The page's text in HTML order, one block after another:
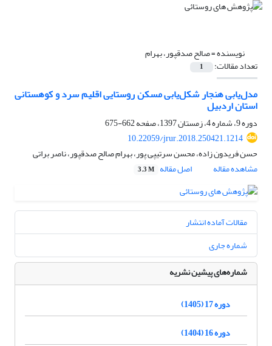
نویسنده =صالح صدقپور، بهرام
تعداد مقالات: 1
مدل‌یابی هنجار شکل‌یابی مسکن روستایی اقلیم سرد و کوهستانی
استان اردبیل
دوره 9، شماره 4، زمستان 1397، صفحه
662-675
10.22059/jrur.2018.250421.1214
حسن فریدون زاده، محسن سرتیپی پور، بهرام صالح صدقپور، ناصر براتی
مشاهده مقاله
اصل مقاله 3.3 M
مقالات آماده انتشار
شماره جاری
شماره‌های پیشین نشریه
دوره 17 (1405)
دوره 16 (1404)